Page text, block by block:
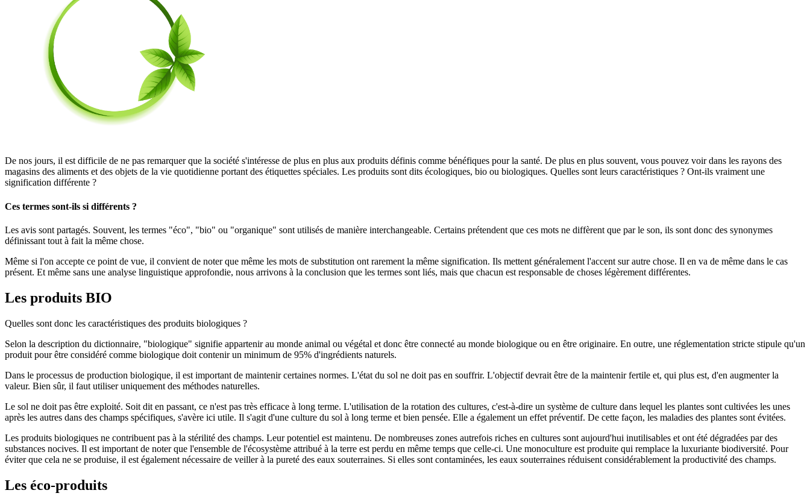
De nos jours, il est difficile de ne pas remarquer que la société s'intéresse de plus en plus aux produits définis comme bénéfiques pour la santé. De plus en plus souvent, vous pouvez voir dans les rayons des
magasins des aliments et des objets de la vie quotidienne portant des étiquettes spéciales. Les produits sont dits écologiques, bio ou biologiques. Quelles sont leurs caractéristiques ? Ont-ils vraiment une
signification différente ?
Ces termes sont-ils si différents ?
Les avis sont partagés. Souvent, les termes "éco", "bio" ou "organique" sont utilisés de manière interchangeable. Certains prétendent que ces mots ne diffèrent que par le son, ils sont donc des synonymes
définissant tout à fait la même chose.
Même si l'on accepte ce point de vue, il convient de noter que même les mots de substitution ont rarement la même signification. Ils mettent généralement l'accent sur autre chose. Il en va de même dans le cas
présent. Et même sans une analyse linguistique approfondie, nous arrivons à la conclusion que les termes sont liés, mais que chacun est responsable de choses légèrement différentes.
Les produits BIO
Quelles sont donc les caractéristiques des produits biologiques ?
Selon la description du dictionnaire, "biologique" signifie appartenir au monde animal ou végétal et donc être connecté au monde biologique ou en être originaire. En outre, une réglementation stricte stipule qu'un
produit pour être considéré comme biologique doit contenir un minimum de 95% d'ingrédients naturels.
Dans le processus de production biologique, il est important de maintenir certaines normes. L'état du sol ne doit pas en souffrir. L'objectif devrait être de la maintenir fertile et, qui plus est, d'en augmenter la
valeur. Bien sûr, il faut utiliser uniquement des méthodes naturelles.
Le sol ne doit pas être exploité. Soit dit en passant, ce n'est pas très efficace à long terme. L'utilisation de la rotation des cultures, c'est-à-dire un système de culture dans lequel les plantes sont cultivées les unes
après les autres dans des champs spécifiques, s'avère ici utile. Il s'agit d'une culture du sol à long terme et bien pensée. Elle a également un effet préventif. De cette façon, les maladies des plantes sont évitées.
Les produits biologiques ne contribuent pas à la stérilité des champs. Leur potentiel est maintenu. De nombreuses zones autrefois riches en cultures sont aujourd'hui inutilisables et ont été dégradées par des
substances nocives. Il est important de noter que l'ensemble de l'écosystème attribué à la terre est perdu en même temps que celle-ci. Une monoculture est produite qui remplace la luxuriante biodiversité. Pour
éviter que cela ne se produise, il est également nécessaire de veiller à la pureté des eaux souterraines. Si elles sont contaminées, les eaux souterraines réduisent considérablement la productivité des champs.
Les éco-produits